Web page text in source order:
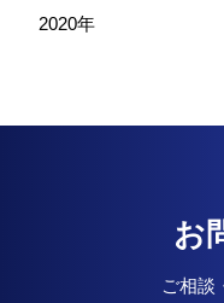
2020年
お
ご相談